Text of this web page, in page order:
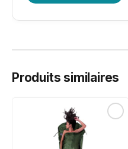
Produits similaires